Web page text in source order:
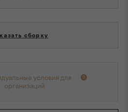
сборку
условия для
организаций